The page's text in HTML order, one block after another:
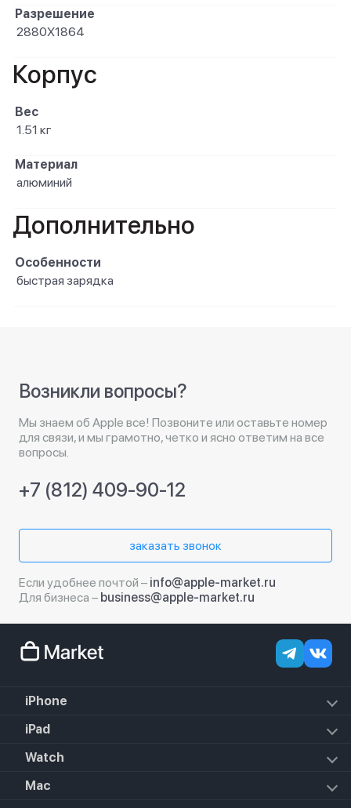
Разрешение
2880X1864
Корпус
Вес
1.51 кг
Материал
алюминий
Дополнительно
Особенности
быстрая зарядка
Возникли вопросы?
Мы знаем об Apple все! Позвоните или оставьте номер
для связи, и мы грамотно, четко и ясно ответим на все
вопросы.
+7 (812) 409-90-12
заказать звонок
Если удобнее почтой – info@apple-market.ru
Для бизнеса – business@apple-market.ru
iPhone
iPhone 17e
iPhone 17 Pro
iPhone 17
iPad
iPad Air (2022)
iPad 10.2 (2021)
Watch
Apple Watch SE 3 2025
Mac